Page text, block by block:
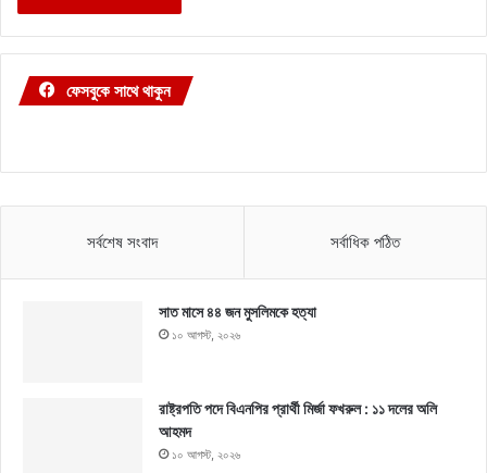
ফেসবুকে সাথে থাকুন
সর্বশেষ সংবাদ সর্বাধিক পঠিত
সাত মাসে ৪৪ জন মুসলিমকে হত্যা
১০ আগস্ট, ২০২৬
রাষ্ট্রপতি পদে বিএনপির প্রার্থী মির্জা ফখরুল : ১১ দলের অলি
আহমদ
১০ আগস্ট, ২০২৬